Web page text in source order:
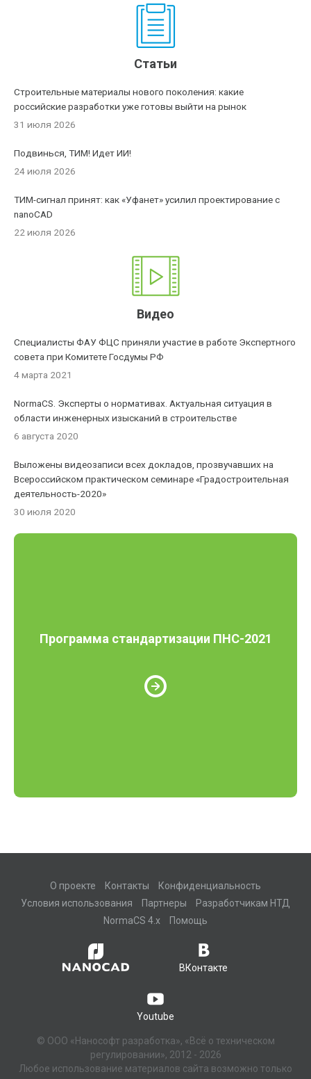
Статьи
Строительные материалы нового поколения: какие
российские разработки уже готовы выйти на рынок
31 июля 2026
Подвинься, ТИМ! Идет ИИ!
24 июля 2026
ТИМ-сигнал принят: как «Уфанет» усилил проектирование с
nanoCAD
22 июля 2026
Видео
Специалисты ФАУ ФЦС приняли участие в работе Экспертного
совета при Комитете Госдумы РФ
4 марта 2021
NormaCS. Эксперты о нормативах. Актуальная ситуация в
области инженерных изысканий в строительстве
6 августа 2020
Выложены видеозаписи всех докладов, прозвучавших на
Всероссийском практическом семинаре «Градостроительная
деятельность-2020»
30 июля 2020
Программа стандартизации ПНС-2021
О проекте Контакты
Конфиденциальность
Условия использования
Партнеры
Разработчикам НТД
NormaCS 4.x
Помощь
ВКонтакте
Youtube
© ООО «Нанософт разработка», «Всё о техническом
регулировании», 2012 - 2026
Любое использование материалов сайта возможно только